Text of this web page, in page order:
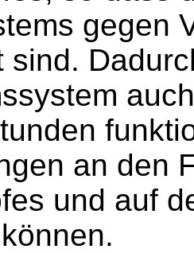
gegen
sind.
an den
und auf